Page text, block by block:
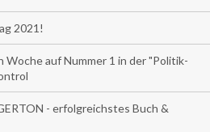
2021!
auf Nummer 1 in der "Politik-
- erfolgreichstes Buch &